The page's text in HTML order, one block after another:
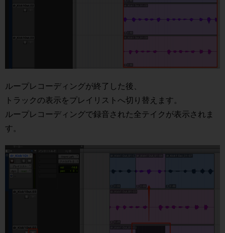
ループレコーディングが終了した後、
トラックの表示をプレイリストへ切り替えます。
ループレコーディングで録音された全テイクが表示されま
す。